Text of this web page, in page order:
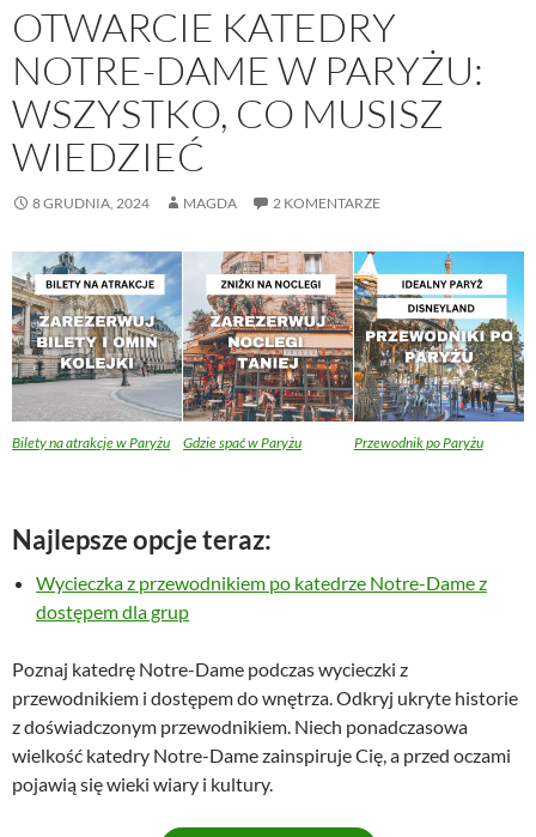
OTWARCIE KATEDRY
NOTRE-DAME W PARYŻU:
WSZYSTKO, CO MUSISZ
WIEDZIEĆ
8 GRUDNIA, 2024 MAGDA 2 KOMENTARZE
Bilety na atrakcje w Paryżu Gdzie spać w Paryżu Przewodnik po Paryżu
Najlepsze opcje teraz:
Wycieczka z przewodnikiem po katedrze Notre-Dame z
dostępem dla grup
Poznaj katedrę Notre-Dame podczas wycieczki z
przewodnikiem i dostępem do wnętrza. Odkryj ukryte historie
z doświadczonym przewodnikiem. Niech ponadczasowa
wielkość katedry Notre-Dame zainspiruje Cię, a przed oczami
pojawią się wieki wiary i kultury.